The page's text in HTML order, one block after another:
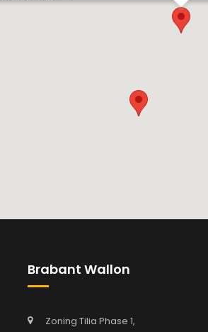
Brabant Wallon
Zoning Tilia Phase 1,